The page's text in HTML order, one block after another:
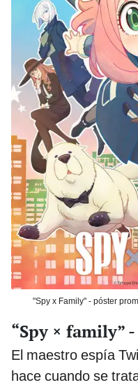
"Spy x Family" - póster
“Spy × family”
El maestro espía
hace cuando se